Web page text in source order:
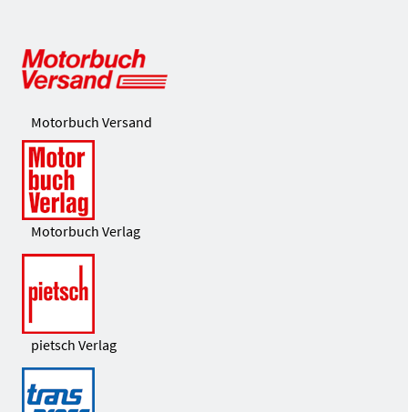
Motorbuch Versand
Motorbuch Verlag
pietsch Verlag